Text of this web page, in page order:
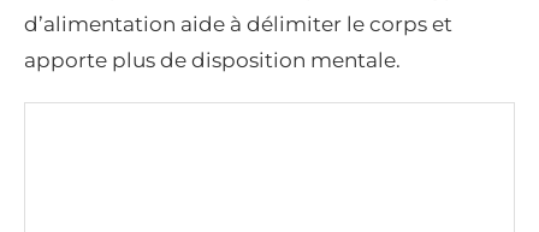
d’alimentation aide à délimiter le corps et
apporte plus de disposition mentale.